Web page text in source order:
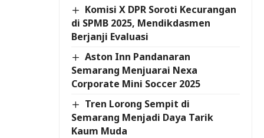
Komisi X DPR Soroti Kecurangan
di SPMB 2025, Mendikdasmen
Berjanji Evaluasi
Aston Inn Pandanaran
Semarang Menjuarai Nexa
Corporate Mini Soccer 2025
Tren Lorong Sempit di
Semarang Menjadi Daya Tarik
Kaum Muda